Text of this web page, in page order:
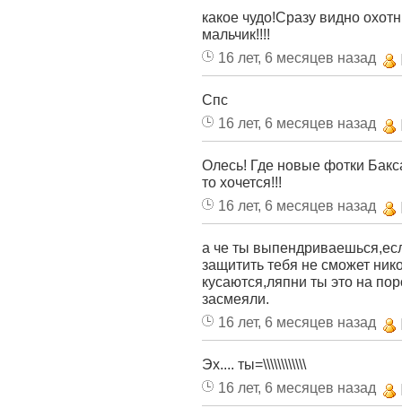
какое чудо!Сразу видно
мальчик!!!!
16 лет, 6 месяцев назад
Спс
16 лет, 6 месяцев назад
Олесь! Где новые фотки
то хочется!!!
16 лет, 6 месяцев назад
а че ты
защитить тебя не сможет
кусаются,ляпни ты это на
засмеяли.
16 лет, 6 месяцев назад
Эх.... ты=\\\\\\\\\\\\
16 лет, 6 месяцев назад